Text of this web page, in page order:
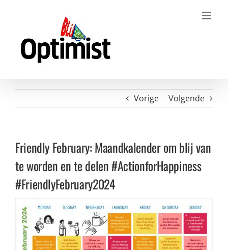
Vorige Volgende
Friendly February: Maandkalender om blij van
te worden en te delen #ActionforHappiness
#FriendlyFebruary2024